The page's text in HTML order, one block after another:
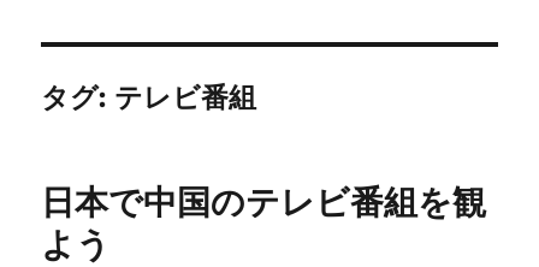
タグ: テレビ番組
日本で中国のテレビ番組を観
よう